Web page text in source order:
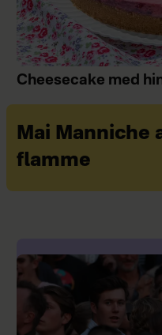
Cheesecake med
Mai Manniche
flamme